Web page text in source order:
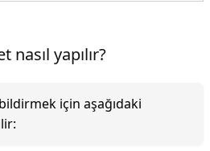
yapılır?
için aşağıdaki